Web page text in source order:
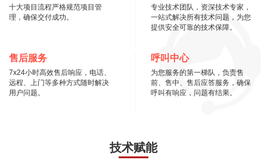
十大项目流程严格规范项目管
理，确保交付成功。
专业技术团队，资深技术专家，
一站式解决所有技术问题，为您
提供安全可靠的技术保障。
售后服务
7x24小时高效售后响应，电话、
远程、上门等多种方式随时解决
用户问题。
呼叫中心
为您服务的第一梯队，负责售
前、售中、售后应答服务，确保
呼叫有响应，问题有结果。
技术赋能